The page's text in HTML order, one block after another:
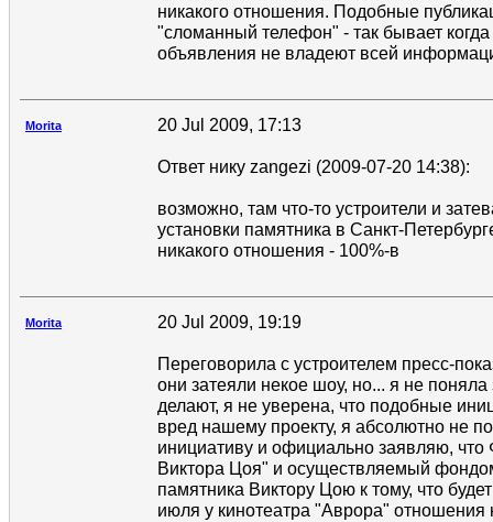
никакого отношения. Подобные
"сломанный телефон" - так бывает
объявления не владеют всей
Morita 20 Jul 2009, 17:13
Ответ нику zangezi (2009-07-20 14:38):
возможно, там что-то устроители и
установки памятника в Санкт-
никакого отношения - 100%-в
Morita 20 Jul 2009, 19:19
Переговорила с устроителем пресс-
они затеяли некое шоу, но... я не
делают, я не уверена, что подобные
вред нашему проекту, я абсолютно не
инициативу и официально заявляю,
Виктора Цоя" и осуществляемый
памятника Виктору Цою к тому, что
июля у кинотеатра "Аврора" отношения